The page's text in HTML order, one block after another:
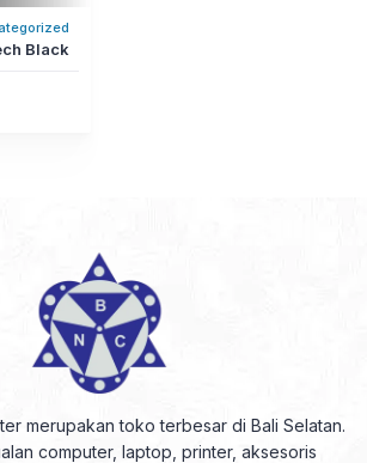
Black
merupakan toko terbesar di Bali Selatan.
computer, laptop, printer, aksesoris